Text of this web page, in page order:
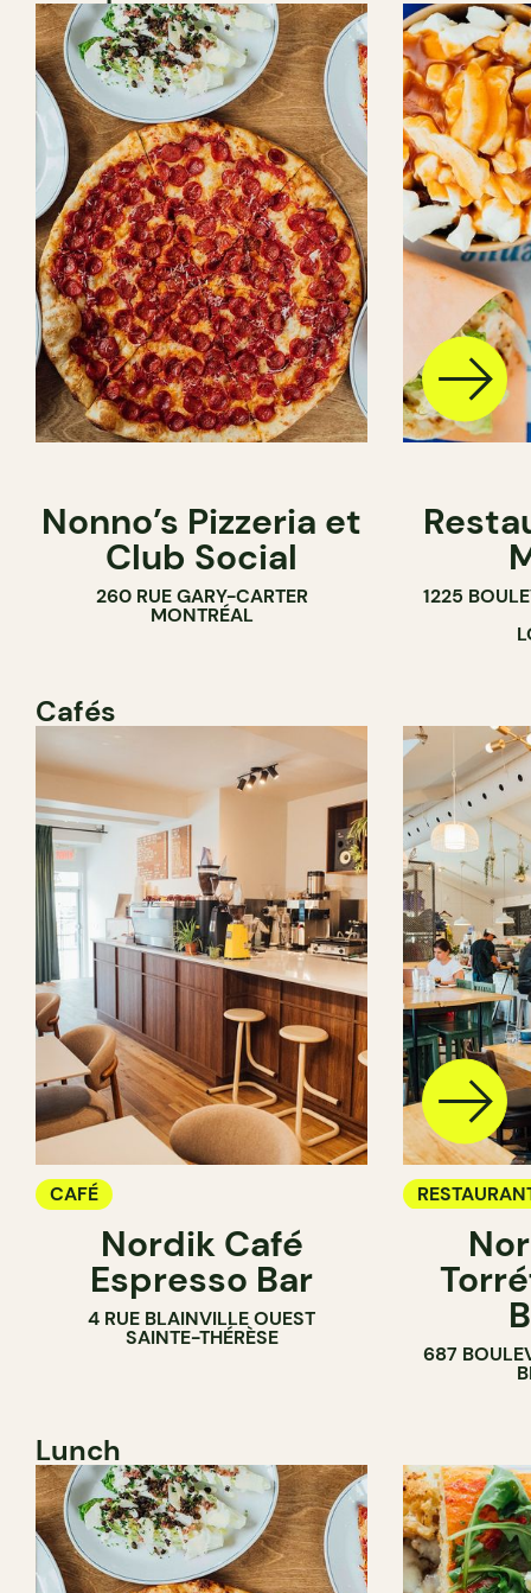
Nonno’s Pizzeria et
Club Social
260 RUE GARY-CARTER
MONTRÉAL
1225
Cafés
CAFÉ
Nordik Café
Espresso Bar
4 RUE BLAINVILLE OUEST
SAINTE-THÉRÈSE
687
Lunch